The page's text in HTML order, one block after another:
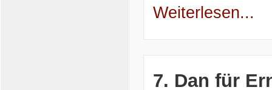
Weiterlesen...
7. Dan für